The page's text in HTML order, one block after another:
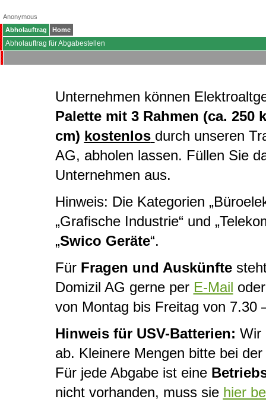
Anonymous
Abholauftrag
Home
Abholauftrag für Abgabestellen
Unternehmen können
Palette mit 3 Rahmen (ca. 250
cm) kostenlos durch unseren
AG, abholen lassen. Füllen Sie
Unternehmen aus.
Hinweis: Die Kategorien
„Grafische Industrie“ und
„Swico Geräte“.
Für Fragen und Auskünfte
Domizil AG gerne per E-Mail
von Montag bis Freitag von 7.30
Hinweis für USV-Batterien: Wir
ab. Kleinere Mengen bitte bei
Für jede Abgabe ist eine
nicht vorhanden, muss sie hier